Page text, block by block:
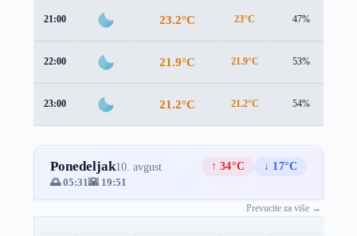
21:00 23.2°C 23°C 47%
22:00 21.9°C 21.9°C 53%
23:00 21.2°C 21.2°C 54%
Ponedeljak10. avgust ↑ 34°C
↓ 17°C
🌅 05:31🌇 19:51
Prevucite za više →